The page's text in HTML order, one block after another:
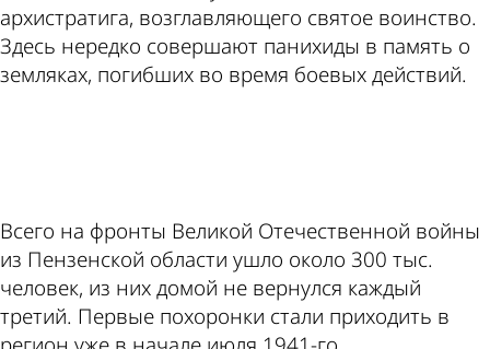
архистратига, возглавляющего святое воинство.
Здесь нередко совершают панихиды в память о
земляках, погибших во время боевых действий.
Всего на фронты Великой Отечественной войны
из Пензенской области ушло около 300 тыс.
человек, из них домой не вернулся каждый
третий. Первые похоронки стали приходить в